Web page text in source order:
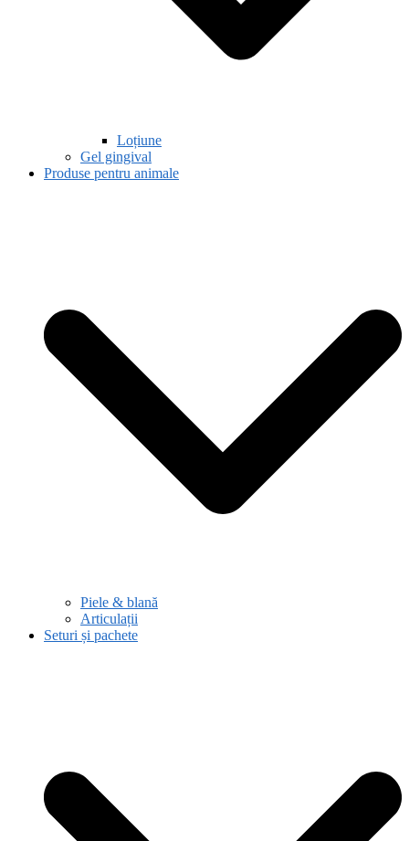
Loțiune
Gel gingival
Produse pentru animale
Piele & blană
Articulații
Seturi și pachete